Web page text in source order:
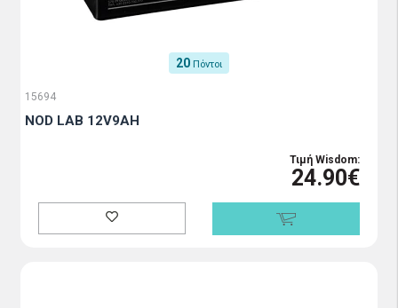
20 Πόντοι
15694
NOD LAB 12V9AH
Τιμή Wisdom:
24.90€